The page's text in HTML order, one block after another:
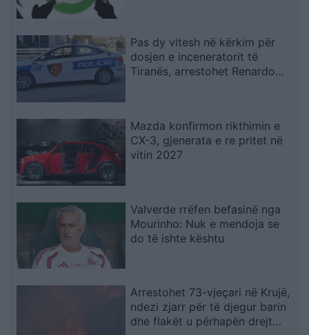
Pas dy vitesh në kërkim për
dosjen e inceneratorit të
Tiranës, arrestohet Renardo
Mazda konfirmon rikthimin e
CX-3, gjenerata e re pritet në
vitin 2027
Valverde rrëfen befasinë nga
Mourinho: Nuk e mendoja se
do të ishte kështu
Arrestohet 73-vjeçari në Krujë,
ndezi zjarr për të djegur barin
dhe flakët u përhapën drejt